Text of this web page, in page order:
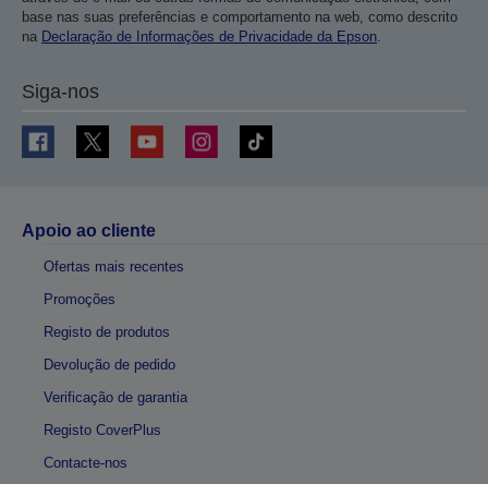
base nas suas preferências e comportamento na web, como descrito
na Declaração de Informações de Privacidade da Epson.
Siga-nos
Apoio ao cliente
Ofertas mais recentes
Promoções
Registo de produtos
Devolução de pedido
Verificação de garantia
Registo CoverPlus
Contacte-nos